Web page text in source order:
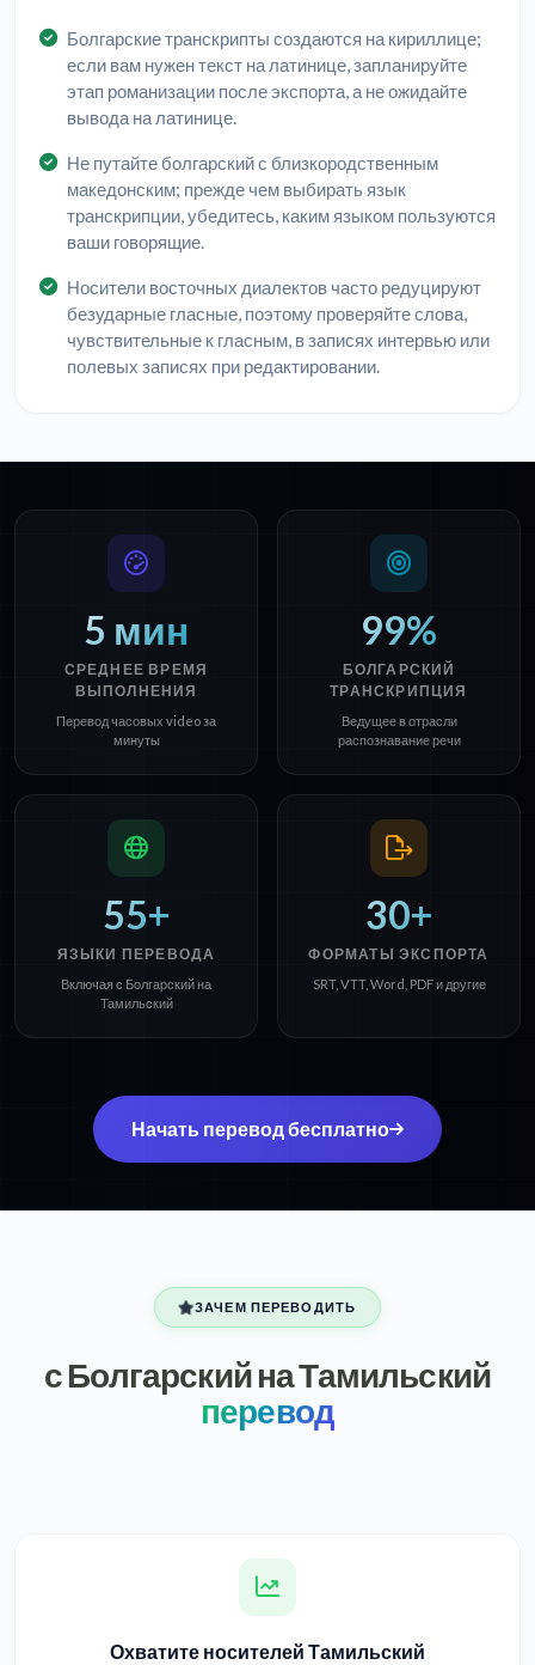
Болгарские транскрипты создаются на кириллице;
если вам нужен текст на латинице, запланируйте
этап романизации после экспорта, а не ожидайте
вывода на латинице.
Не путайте болгарский с близкородственным
македонским; прежде чем выбирать язык
транскрипции, убедитесь, каким языком пользуются
ваши говорящие.
Носители восточных диалектов часто редуцируют
безударные гласные, поэтому проверяйте слова,
чувствительные к гласным, в записях интервью или
полевых записях при редактировании.
5 мин
СРЕДНЕЕ ВРЕМЯ
ВЫПОЛНЕНИЯ
Перевод часовых video за
минуты
99%
БОЛГАРСКИЙ
ТРАНСКРИПЦИЯ
Ведущее в отрасли
распознавание речи
55+
ЯЗЫКИ ПЕРЕВОДА
Включая с Болгарский на
Тамильский
30+
ФОРМАТЫ ЭКСПОРТА
SRT, VTT, Word, PDF и другие
Начать перевод бесплатно
ЗАЧЕМ ПЕРЕВОДИТЬ
с Болгарский на Тамильский
перевод
Охватите носителей Тамильский